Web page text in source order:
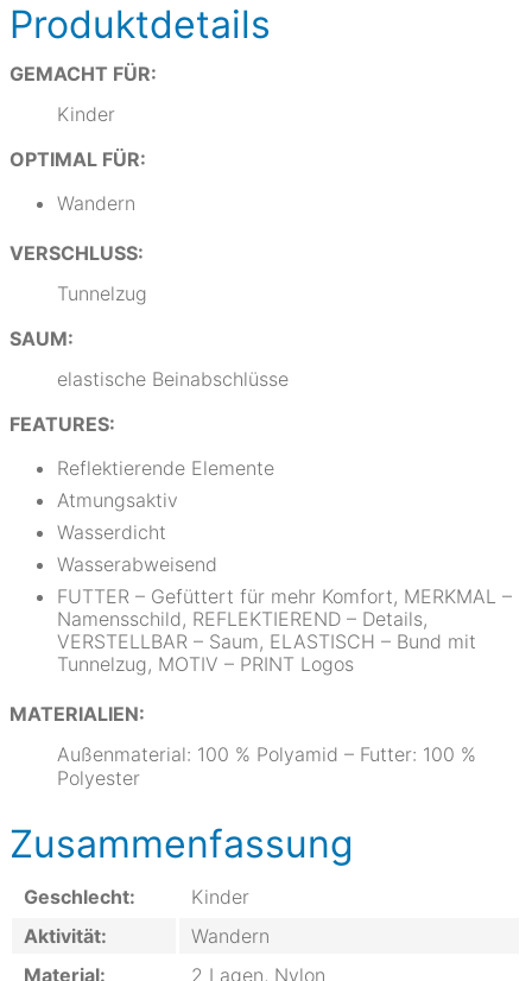
Produktdetails
GEMACHT FÜR:
Kinder
OPTIMAL FÜR:
Wandern
VERSCHLUSS:
Tunnelzug
SAUM:
elastische Beinabschlüsse
FEATURES:
Reflektierende Elemente
Atmungsaktiv
Wasserdicht
Wasserabweisend
FUTTER – Gefüttert für mehr Komfort, MERKMAL –
Namensschild, REFLEKTIEREND – Details,
VERSTELLBAR – Saum, ELASTISCH – Bund mit
Tunnelzug, MOTIV – PRINT Logos
MATERIALIEN:
Außenmaterial: 100 % Polyamid – Futter: 100 %
Polyester
Zusammenfassung
Geschlecht:
Kinder
Aktivität:
Wandern
Material:
2 Lagen, Nylon